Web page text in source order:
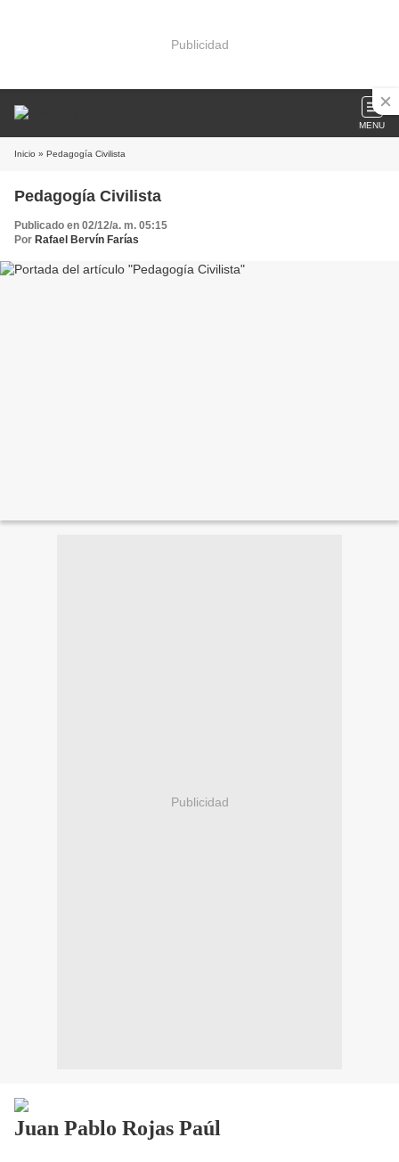
Publicidad
MENU
Inicio » Pedagogía Civilista
Pedagogía Civilista
Publicado en 02/12/a. m. 05:15
Por Rafael Bervín Farías
Publicidad
Juan Pablo Rojas Paúl